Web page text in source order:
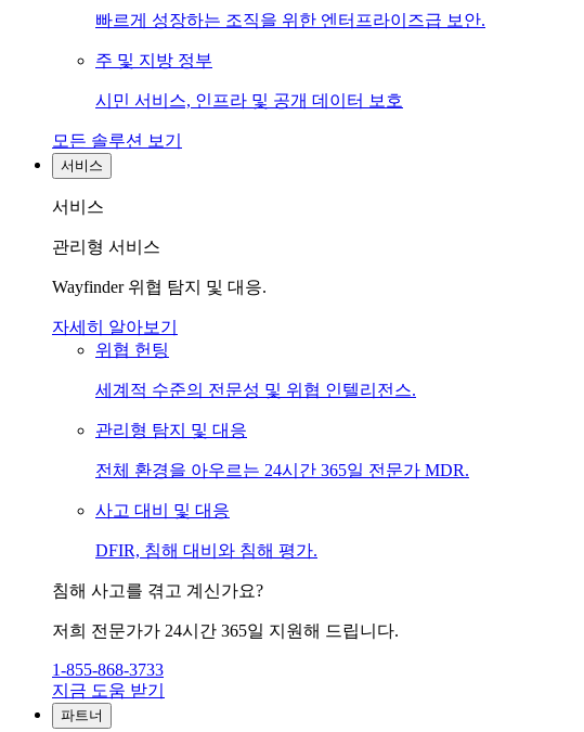
빠르게 성장하는 조직을 위한 엔터프라이즈급 보안.
주 및 지방 정부
시민 서비스, 인프라 및 공개 데이터 보호
모든 솔루션 보기
서비스
서비스
관리형 서비스
Wayfinder 위협 탐지 및 대응.
자세히 알아보기
위협 헌팅
세계적 수준의 전문성 및 위협 인텔리전스.
관리형 탐지 및 대응
전체 환경을 아우르는 24시간 365일 전문가 MDR.
사고 대비 및 대응
DFIR, 침해 대비와 침해 평가.
침해 사고를 겪고 계신가요?
저희 전문가가 24시간 365일 지원해 드립니다.
1-855-868-3733
지금 도움 받기
파트너